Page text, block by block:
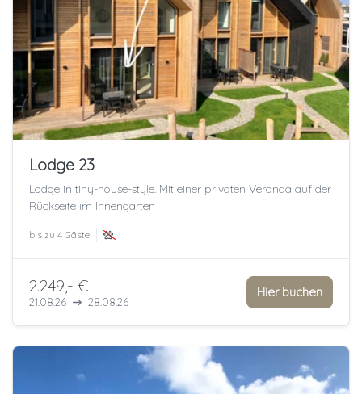
Lodge 23
Lodge in tiny-house-style. Mit einer privaten Veranda auf der
Rückseite im Innengarten
bis zu 4 Gäste
2.249,- €
21.08.26 28.08.26
Hier buchen